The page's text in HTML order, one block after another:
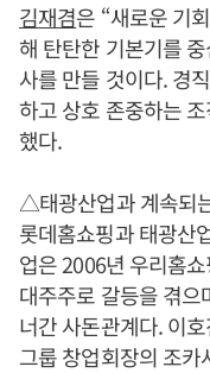
김재겸은 “새로운 기
해 탄탄한 기본기를
사를 만들 것이다. 경
하고 상호 존중하는
했다.
△태광산업과 계속되
롯데홈쇼핑과 태광산
업은 2006년 우리홈
대주주로 갈등을 겪
너간 사돈관계다. 이
그룹 창업회장의 조카